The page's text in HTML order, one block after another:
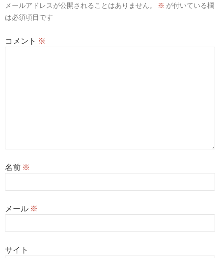
ョ
メールアドレスが公開されることはありません。 ※ が付いている欄
は必須項目です
コメント ※
名前 ※
メール ※
サイト